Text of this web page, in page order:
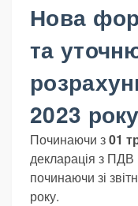
Нова
та
2023 року
Починаючи з01
декларація з
починаючи зі
року.